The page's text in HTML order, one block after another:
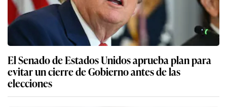
El Senado de Estados Unidos aprueba plan para
evitar un cierre de Gobierno antes de las
elecciones